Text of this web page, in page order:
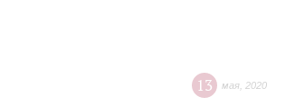
13 мая 2020